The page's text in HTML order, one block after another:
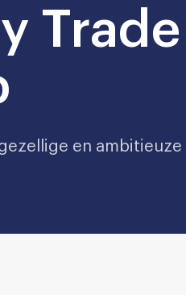
Trade
en ambitieuze